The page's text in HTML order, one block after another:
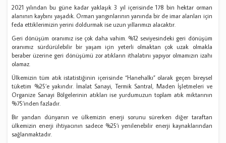
2021 yılından bu güne kadar yaklaşık 3 yıl içerisinde 178 bin hektar orman
alanının kaybını yaşadık. Orman yangınlarının yanında bir de imar alanları için
feda ettiklerimizin yerini doldurmak ise uzun yıllarımızı alacaktır.
Geri dönüşüm oranımız ise çok daha vahim. %12 seviyesindeki geri dönüşüm
oranımız sürdürülebilir bir yaşam için yeterli olmaktan çok uzak olmakla
beraber üzerine geri dönüşümü zor atıkların ithalatını yapıyor olmamızın izahı
olamaz.
Ülkemizin tüm atık istatistiğinin içerisinde “Hanehalkı” olarak geçen bireysel
tüketim %25’e yakındır. İmalat Sanayi, Termik Santral, Maden İşletmeleri ve
Organize Sanayi Bölgelerinin atıkları ise yurdumuzun toplam atık miktarının
%75’inden fazladır.
Bir yandan dünyanın ve ülkemizin enerji sorunu sürerken diğer taraftan
ülkemizin enerji ihtiyacının sadece %25’i yenilenebilir enerji kaynaklarından
sağlanmaktadır.